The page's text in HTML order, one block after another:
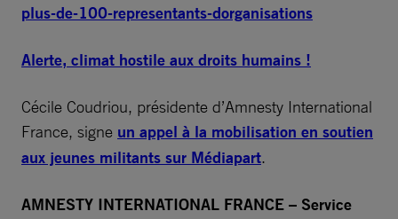
plus-de-100-representants-dorganisations
Alerte, climat hostile aux droits humains !
Cécile Coudriou, présidente d’Amnesty International
France, signe un appel à la mobilisation en soutien
aux jeunes militants sur Médiapart.
AMNESTY INTERNATIONAL FRANCE – Service